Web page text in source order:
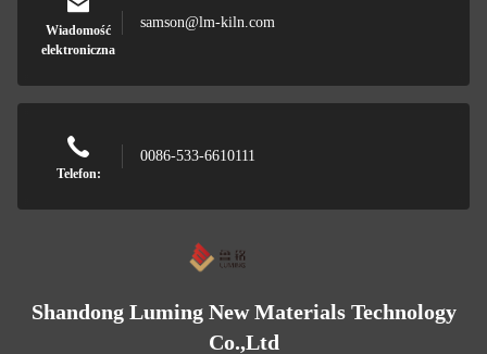
Wiadomość
elektroniczna
samson@lm-kiln.com
Telefon:
0086-533-6610111
Shandong Luming New Materials Technology
Co.,Ltd